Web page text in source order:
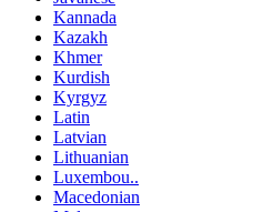
Kannada
Kazakh
Khmer
Kurdish
Kyrgyz
Latin
Latvian
Lithuanian
Luxembou..
Macedonian